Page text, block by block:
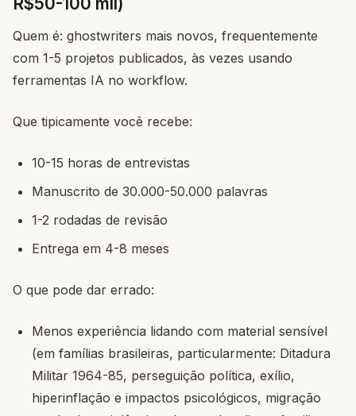
Quem é: ghostwriters mais novos, frequentemente
com 1-5 projetos publicados, às vezes usando
ferramentas IA no workflow.
Que tipicamente você recebe:
10-15 horas de entrevistas
Manuscrito de 30.000-50.000 palavras
1-2 rodadas de revisão
Entrega em 4-8 meses
O que pode dar errado:
Menos experiência lidando com material sensível
(em famílias brasileiras, particularmente: Ditadura
Militar 1964-85, perseguição política, exílio,
hiperinflação e impactos psicológicos, migração